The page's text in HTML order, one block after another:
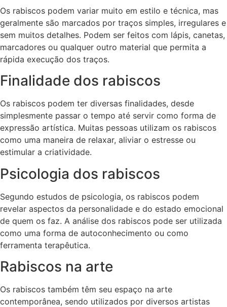
Os rabiscos podem variar muito em estilo e técnica, mas
geralmente são marcados por traços simples, irregulares e
sem muitos detalhes. Podem ser feitos com lápis, canetas,
marcadores ou qualquer outro material que permita a
rápida execução dos traços.
Finalidade dos rabiscos
Os rabiscos podem ter diversas finalidades, desde
simplesmente passar o tempo até servir como forma de
expressão artística. Muitas pessoas utilizam os rabiscos
como uma maneira de relaxar, aliviar o estresse ou
estimular a criatividade.
Psicologia dos rabiscos
Segundo estudos de psicologia, os rabiscos podem
revelar aspectos da personalidade e do estado emocional
de quem os faz. A análise dos rabiscos pode ser utilizada
como uma forma de autoconhecimento ou como
ferramenta terapêutica.
Rabiscos na arte
Os rabiscos também têm seu espaço na arte
contemporânea, sendo utilizados por diversos artistas